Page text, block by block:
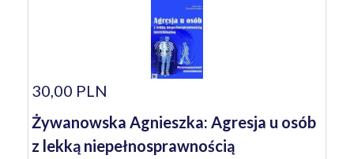
30,00 PLN
Żywanowska Agnieszka: Agresja u osób
z lekką niepełnosprawnością